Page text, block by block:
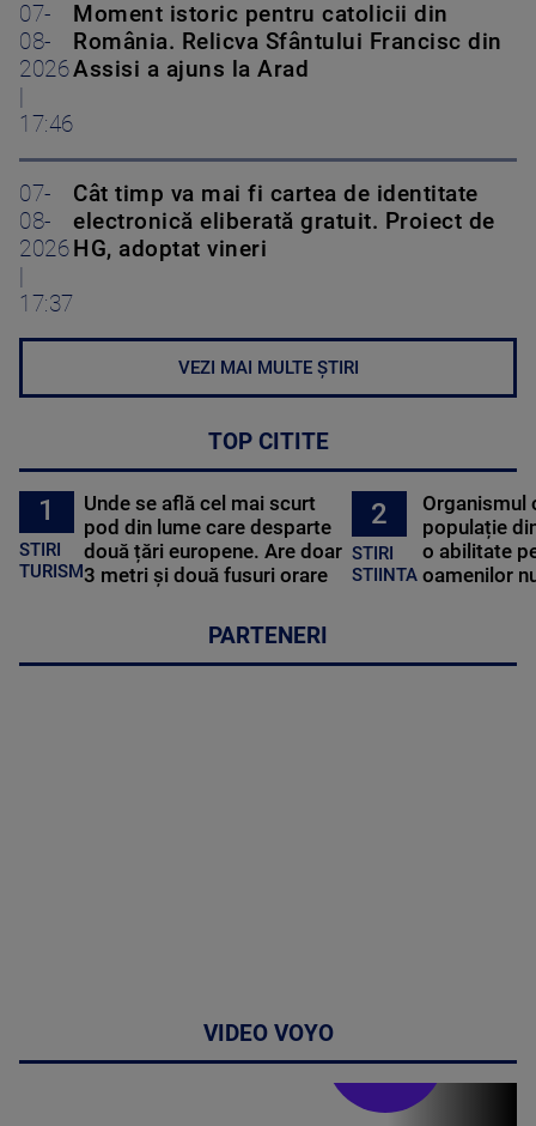
07-
08-
2026
17:46
Moment istoric pentru catolicii din
România. Relicva Sfântului Francisc din
Assisi a ajuns la Arad
07-
08-
2026
17:37
Cât timp va mai fi cartea de identitate
electronică eliberată gratuit. Proiect de
HG, adoptat vineri
VEZI MAI MULTE ȘTIRI
TOP CITITE
1
STIRI
TURISM
Unde se află cel mai scurt
pod din lume care desparte
două țări europene. Are doar
3 metri și două fusuri orare
2
STIRI
STIINTA
Organismul
populație
o abilitate
oamenilor
PARTENERI
VIDEO VOYO